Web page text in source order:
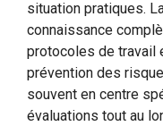
situation pratiques.
connaissance
protocoles de travail
prévention des
souvent en centre
évaluations tout au